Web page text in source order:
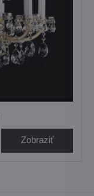
Zobraziť